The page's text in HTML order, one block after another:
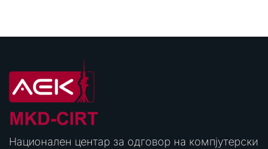
Национален центар за одговор на компјутерски